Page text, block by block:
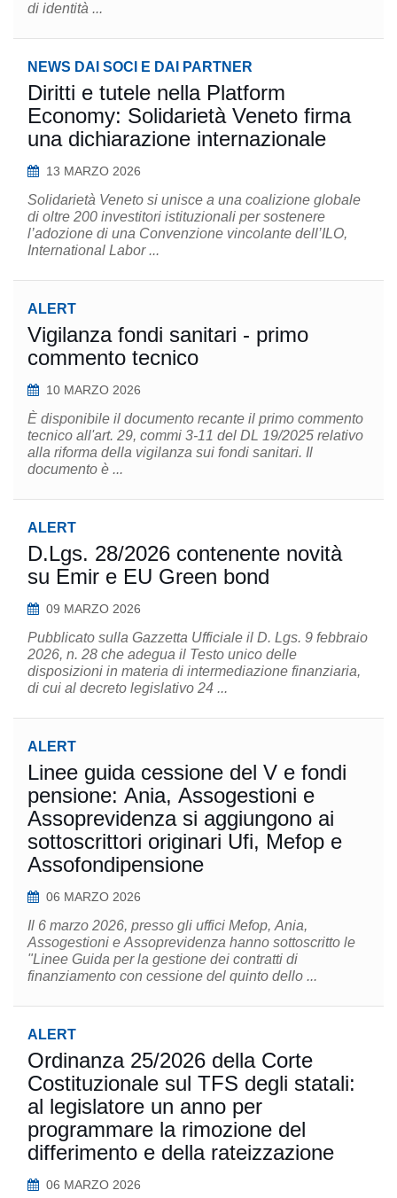
di identità ...
NEWS DAI SOCI E DAI PARTNER
Diritti e tutele nella Platform
Economy: Solidarietà Veneto firma
una dichiarazione internazionale
13 MARZO 2026
Solidarietà Veneto si unisce a una coalizione globale
di oltre 200 investitori istituzionali per sostenere
l’adozione di una Convenzione vincolante dell’ILO,
International Labor ...
ALERT
Vigilanza fondi sanitari - primo
commento tecnico
10 MARZO 2026
È disponibile il documento recante il primo commento
tecnico all'art. 29, commi 3-11 del DL 19/2025 relativo
alla riforma della vigilanza sui fondi sanitari. Il
documento è ...
ALERT
D.Lgs. 28/2026 contenente novità
su Emir e EU Green bond
09 MARZO 2026
Pubblicato sulla Gazzetta Ufficiale il D. Lgs. 9 febbraio
2026, n. 28 che adegua il Testo unico delle
disposizioni in materia di intermediazione finanziaria,
di cui al decreto legislativo 24 ...
ALERT
Linee guida cessione del V e fondi
pensione: Ania, Assogestioni e
Assoprevidenza si aggiungono ai
sottoscrittori originari Ufi, Mefop e
Assofondipensione
06 MARZO 2026
Il 6 marzo 2026, presso gli uffici Mefop, Ania,
Assogestioni e Assoprevidenza hanno sottoscritto le
"Linee Guida per la gestione dei contratti di
finanziamento con cessione del quinto dello ...
ALERT
Ordinanza 25/2026 della Corte
Costituzionale sul TFS degli statali:
al legislatore un anno per
programmare la rimozione del
differimento e della rateizzazione
06 MARZO 2026